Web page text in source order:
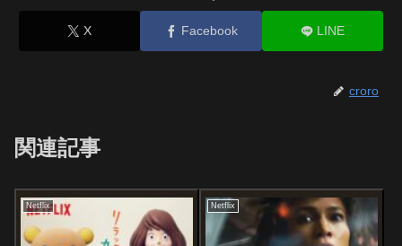
X Facebook LINE
croro
関連記事
Netflix Netflix